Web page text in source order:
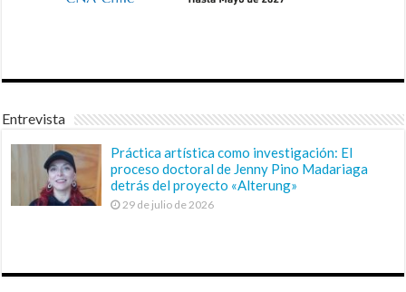
Entrevista
Práctica artística como investigación: El
proceso doctoral de Jenny Pino Madariaga
detrás del proyecto «Alterung»
29 de julio de 2026